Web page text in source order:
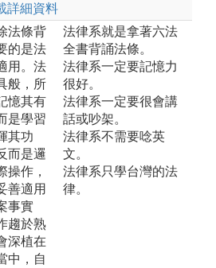
詳細資料
法條背
的是法
用。法
般，所
憶其有
是學習
其功
而是邏
操作，
善適用
事實
趨於熟
深植在
中，自
法律系就是拿著六法
全書背誦法條。
法律系一定要記憶力
很好。
法律系一定要很會講
話或吵架。
法律系不需要唸英
文。
法律系只學台灣的法
律。